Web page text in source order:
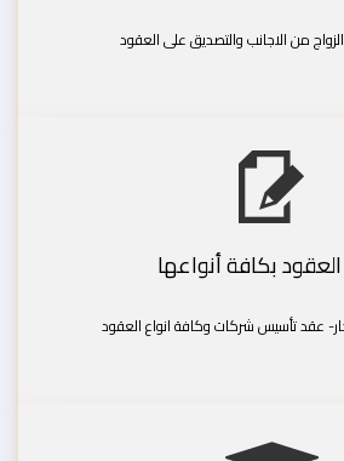
من الاجانب والتصديق على العقود
العقود بكافة أنواعها
عقد تأسيس شركات وكافة انواع العقود